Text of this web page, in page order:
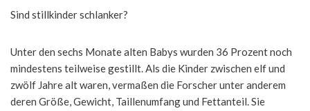
Sind stillkinder schlanker?
Unter den sechs Monate alten Babys wurden 36 Prozent noch
mindestens teilweise gestillt. Als die Kinder zwischen elf und
zwölf Jahre alt waren, vermaßen die Forscher unter anderem
deren Größe, Gewicht, Taillenumfang und Fettanteil. Sie